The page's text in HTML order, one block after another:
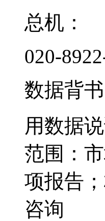
总机：
020-
数据背书
用数据
范围：
项报告
咨询